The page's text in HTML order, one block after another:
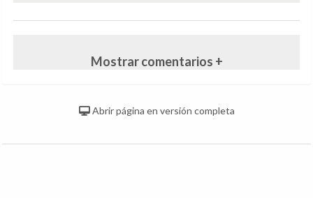
Mostrar comentarios +
Abrir página en versión completa